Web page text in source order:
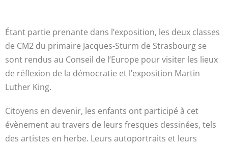
Étant partie prenante dans l’exposition, les deux classes
de CM2 du primaire Jacques-Sturm de Strasbourg se
sont rendus au Conseil de l’Europe pour visiter les lieux
de réflexion de la démocratie et l’exposition Martin
Luther King.
Citoyens en devenir, les enfants ont participé à cet
évènement au travers de leurs fresques dessinées, tels
des artistes en herbe. Leurs autoportraits et leurs